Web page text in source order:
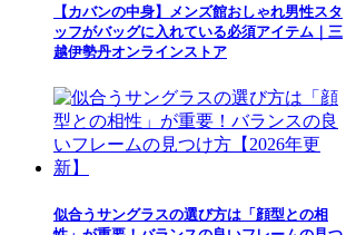
【カバンの中身】メンズ館おしゃれ男性スタ
ッフがバッグに入れている必須アイテム｜三
越伊勢丹オンラインストア
似合うサングラスの選び方は「顔型との相